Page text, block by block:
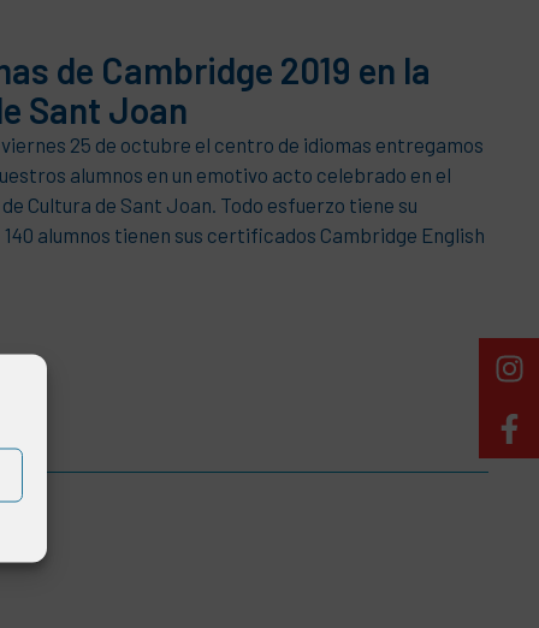
de Cambridge 2019 en la
Sant Joan
25 de octubre el centro de idiomas entregamos
alumnos en un emotivo acto celebrado en el
Cultura de Sant Joan. Todo esfuerzo tiene su
alumnos tienen sus certificados Cambridge English